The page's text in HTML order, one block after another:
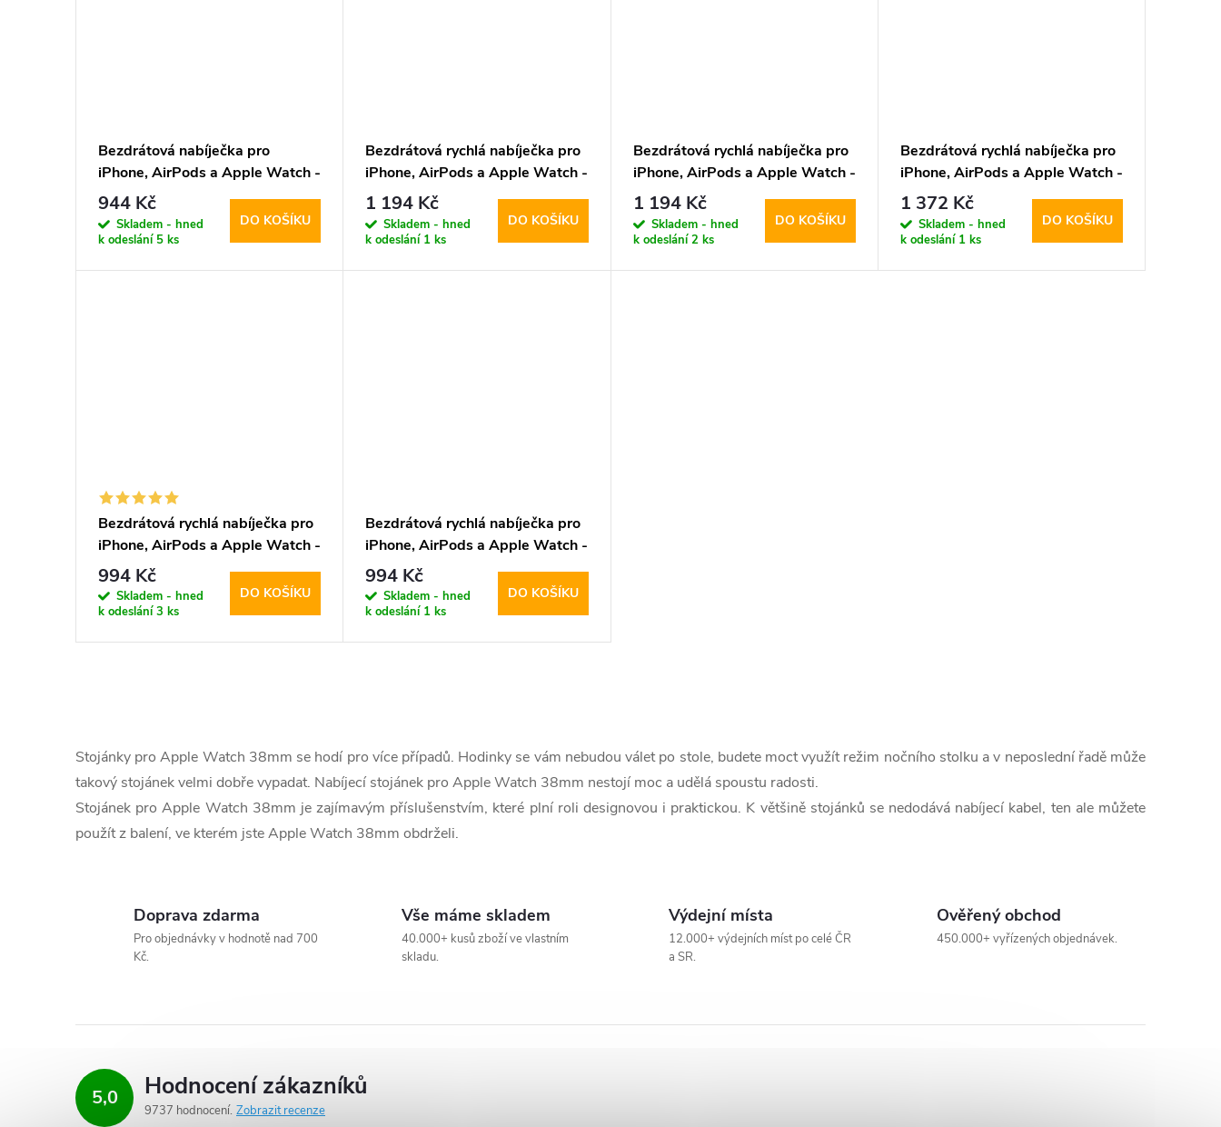
Bezdrátová nabíječka pro
iPhone, AirPods a Apple Watch -
Tech-Protect, QI15W-A42
MagSafe Space Gray
944 Kč
Skladem - hned
k odeslání 5 ks
DO KOŠÍKU
Bezdrátová rychlá nabíječka pro
iPhone, AirPods a Apple Watch -
Tech-Protect, QI15W-A45
MagSafe Wireless Charger
White
1 194 Kč
Skladem - hned
k odeslání 1 ks
DO KOŠÍKU
Bezdrátová rychlá nabíječka pro
iPhone, AirPods a Apple Watch -
Tech-Protect, QI15W-A45
MagSafe Wireless Charger Black
1 194 Kč
Skladem - hned
k odeslání2 ks
DO KOŠÍKU
Bezdrátová rychlá nabíječka pro
iPhone, AirPods a Apple Watch -
Ringke, QI2 MagSafe Wireless
Charger White
1 372 Kč
Skladem - hned
k odeslání 1 ks
DO KOŠÍKU
Bezdrátová rychlá nabíječka pro
iPhone, AirPods a Apple Watch -
Tech-Protect, A22 MagSafe
Wireless Charger White
994 Kč
Skladem - hned
k odeslání3 ks
DO KOŠÍKU
Bezdrátová rychlá nabíječka pro
iPhone, AirPods a Apple Watch -
Tech-Protect, A22 MagSafe
Wireless Charger Black
994 Kč
Skladem - hned
k odeslání 1 ks
DO KOŠÍKU
v
l
á
r
v
k
Stojánky pro Apple Watch 38mm se hodí pro více případů. Hodinky se vám nebudou válet po stole, budete moct využít režim nočního stolku a v neposlední řadě může
takový stojánek velmi dobře vypadat. Nabíjecí stojánek pro Apple Watch 38mm nestojí moc a udělá spoustu radosti.
Stojánek pro Apple Watch 38mm je zajímavým příslušenstvím, které plní roli designovou i praktickou. K většině stojánků se nedodává nabíjecí kabel, ten ale můžete
použít z balení, ve kterém jste Apple Watch 38mm obdrželi.
Doprava zdarma
Pro objednávky v hodnotě nad 700
Kč.
Vše máme skladem
40.000+ kusů zboží ve vlastním
skladu.
Výdejní místa
12.000+ výdejních míst po celé ČR
a SR.
Ověřený obchod
450.000+ vyřízených objednávek.
5,0 Hodnocení zákazníků
9737 hodnocení Zobrazit recenze